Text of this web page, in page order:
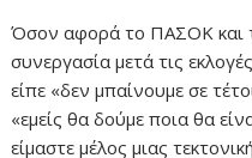
Όσον αφορά το ΠΑΣΟΚ και
συνεργασία μετά τις
είπε «δεν μπαίνουμε σε
«εμείς θα δούμε ποια θα
είμαστε μέλος μιας